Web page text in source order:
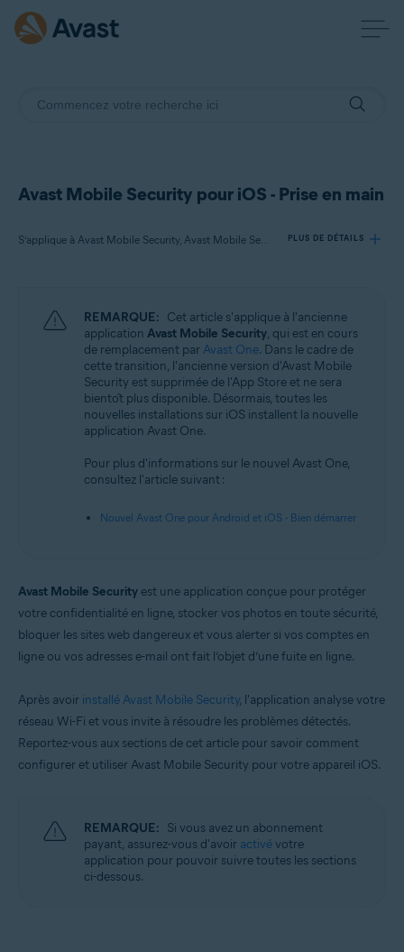
Avast Mobile Security pour iOS - Prise en main
S’applique à Avast Mobile Security, Avast Mobile Security Premium, Avast Mobile Security Ultimate PLUS DE DÉTAILS
Avast Mobile Security
Avast Mobile Security Premium
Avast Mobile Security Ultimate
Systèmes d'exploitation:
REMARQUE: Cet article s'applique à l'ancienne
application Avast Mobile Security, qui est en cours
de remplacement par Avast One. Dans le cadre de
cette transition, l'ancienne version d'Avast Mobile
Security est supprimée de l'App Store et ne sera
bientôt plus disponible. Désormais, toutes les
nouvelles installations sur iOS installent la nouvelle
application Avast One.
Pour plus d'informations sur le nouvel Avast One,
consultez l'article suivant :
Nouvel Avast One pour Android et iOS - Bien démarrer
Avast Mobile Security est une application conçue pour protéger
votre confidentialité en ligne, stocker vos photos en toute sécurité,
bloquer les sites web dangereux et vous alerter si vos comptes en
ligne ou vos adresses e-mail ont fait l’objet d’une fuite en ligne.
Après avoir installé Avast Mobile Security, l'application analyse votre
réseau Wi-Fi et vous invite à résoudre les problèmes détectés.
Reportez-vous aux sections de cet article pour savoir comment
configurer et utiliser Avast Mobile Security pour votre appareil iOS.
REMARQUE: Si vous avez un abonnement
payant, assurez-vous d'avoir activévotre
application pour pouvoir suivre toutes les sections
ci-dessous.